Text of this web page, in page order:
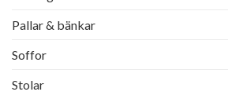
Pallar & bänkar
Soffor
Stolar